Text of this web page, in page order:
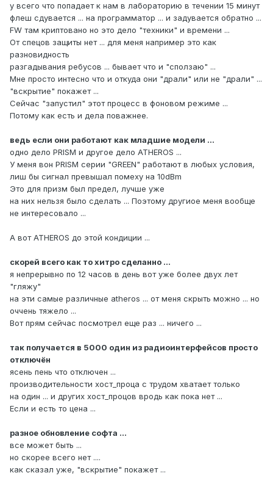
у всего что попадает к нам в лабораторию в течении 15 минут
флеш сдувается ... на программатор ... и задувается обратно ...
FW там криптовано но это дело "техники" и времени ...
От спецов защиты нет ... для меня например это как
разновидность
разгадывания ребусов ... бывает что и "сползаю" ...
Мне просто интесно что и откуда они "драли" или не "драли" ...
"вскрытие" покажет ...
Сейчас "запустил" этот процесс в фоновом режиме ...
Потому как есть и дела поважнее.
ведь если они работают как младшие модели ...
одно дело PRISM и другое дело ATHEROS ...
У меня вон PRISM серии "GREEN" работают в любых условия,
лиш бы сигнал превышал помеху на 10dBm
Это для призм был предел, лучше уже
на них нельзя было сделать ... Поэтому другиое меня вообще
не интересовало ...
А вот ATHEROS до этой кондиции ...
скорей всего как то хитро сделанно ...
я непрерывно по 12 часов в день вот уже более двух лет
"гляжу"
на эти самые различные atheros ... от меня скрыть можно ... но
оччень тяжело ...
Вот прям сейчас посмотрел еще раз ... ничего ...
так получается в 5000 один из радиоинтерфейсов просто
отключён
ясень пень что отключен ...
производительности хост_проца с трудом хватает только
на один ... и других хост_процов вродь как пока нет ...
Если и есть то цена ...
разное обновление софта ...
все может быть ...
но скорее всего нет ....
как сказал уже, "вскрытие" покажет ...